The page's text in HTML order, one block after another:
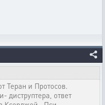
Теран и Протосов.
диструптера, ответ